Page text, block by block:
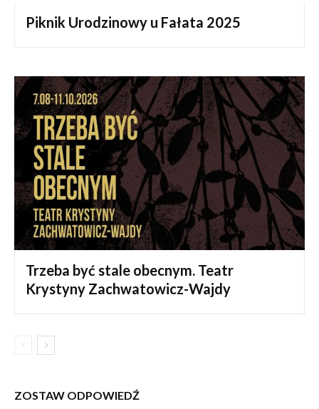
Piknik Urodzinowy u Fałata 2025
Trzeba być stale obecnym. Teatr
Krystyny Zachwatowicz-Wajdy
ZOSTAW ODPOWIEDŹ